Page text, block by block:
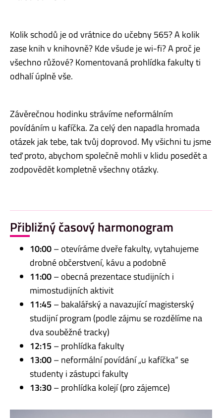
Kolik schodů je od vrátnice do učebny 565? A kolik
zase knih v knihovně? Kde všude je wi-fi? A proč je
všechno růžové? Komentovaná prohlídka fakulty ti
odhalí úplně vše.
Závěrečnou hodinku strávíme neformálním
povídáním u kafíčka. Za celý den napadla hromada
otázek jak tebe, tak tvůj doprovod. My všichni tu jsme
teď proto, abychom společně mohli v klidu posedět a
zodpovědět kompletně všechny otázky.
Přibližný časový harmonogram
10:00– otevíráme dveře fakulty, vytahujeme
drobné občerstvení, kávu a podobně
11:00– obecná prezentace studijních i
mimostudijních aktivit
11:45 – bakalářský a navazující magisterský
studijní program (podle zájmu se rozdělíme na
dva souběžné tracky)
12:15 – prohlídka fakulty
13:00– neformální povídání „u kafíčka“ se
studenty i zástupci fakulty
13:30– prohlídka kolejí (pro zájemce)